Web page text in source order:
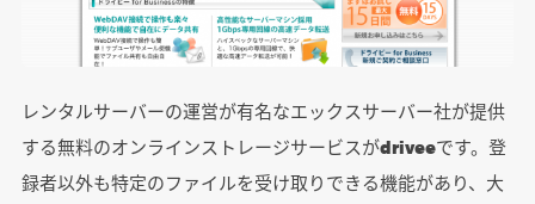
レンタルサーバーの運営が有名なエックスサーバー社が提供
する無料のオンラインストレージサービスがdriveeです。登
録者以外も特定のファイルを受け取りできる機能があり、大